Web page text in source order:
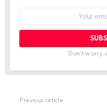
Don't worry,
Previous article